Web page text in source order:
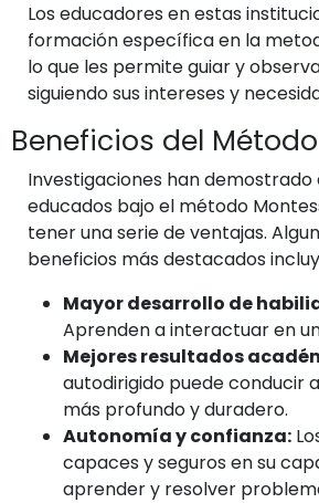
Los educadores en estas
formación específica en la
lo que les permite guiar y
siguiendo sus intereses y
Beneficios del
Investigaciones han demostrado
educados bajo el método
tener una serie de ventajas.
beneficios más destacados
Mayor desarrollo de
Aprenden a interactuar en
Mejores resultados
autodirigido puede conducir
más profundo y duradero.
Autonomía y confianza:
capaces y seguros en su
aprender y resolver